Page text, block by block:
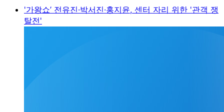
'가왕쇼’ 전유진·박서진·홍지윤, 센터 자리 위한 '관객 쟁
탈전'